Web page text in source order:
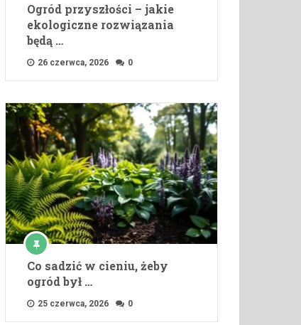
Ogród przyszłości – jakie
ekologiczne rozwiązania
będą …
26 czerwca, 2026 0
Co sadzić w cieniu, żeby
ogród był …
25 czerwca, 2026 0